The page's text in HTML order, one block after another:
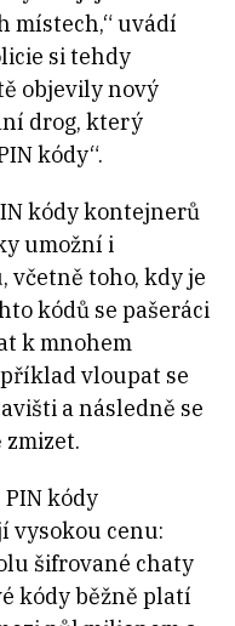
místech,“ uvádí
si tehdy
objevily nový
drog, který
kódy“.
kódy kontejnerů
umožní i
toho, kdy je
kódů se pašeráci
k mnohem
vloupat se
a následně se
zmizet.
kódy
vysokou cenu:
šifrované chaty
kódy běžně platí